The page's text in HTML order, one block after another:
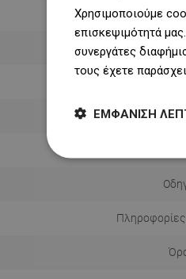
Τρόπος
Χρησιμοποιούμε
επισκεψιμότητά
συνεργάτες
τους έχετε
ΕΜΦΆΝΙΣΗ